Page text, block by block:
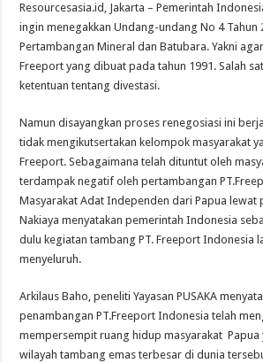
Resourcesasia.id, Jakarta – Pemerintah
ingin menegakkan Undang-undang No 4 Tahun
Pertambangan Mineral dan Batubara. Yakni
Freeport yang dibuat pada tahun 1991. Salah
ketentuan tentang divestasi.
Namun disayangkan proses renegosiasi ini
tidak mengikutsertakan kelompok masyarakat
Freeport. Sebagaimana telah dituntut oleh
terdampak negatif oleh pertambangan
Masyarakat Adat Independen dari Papua lewat
Nakiaya menyatakan pemerintah Indonesia
dulu kegiatan tambang PT. Freeport Indonesia
menyeluruh.
Arkilaus Baho, peneliti Yayasan PUSAKA
penambangan PT.Freeport Indonesia telah
mempersempit ruang hidup masyarakat
wilayah tambang emas terbesar di dunia